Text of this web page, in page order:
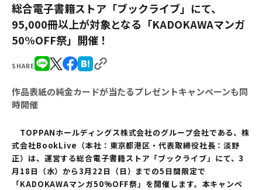
SHARE
総合電子書籍ストア「ブックライブ」にて、
95,000冊以上が対象となる「KADOKAWAマンガ
50%OFF祭」開催！
作品表紙の純金カードが当たるプレゼントキャンペーンも同
時開催
TOPPANホールディングス株式会社のグループ会社である、株
式会社BookLive（本社：東京都港区・代表取締役社長：淡野
正）は、運営する総合電子書籍ストア「ブックライブ」にて、3
月18日（水）から3月22日（日）までの5日間限定で
「KADOKAWAマンガ50%OFF祭」を開催します。本キャンペ